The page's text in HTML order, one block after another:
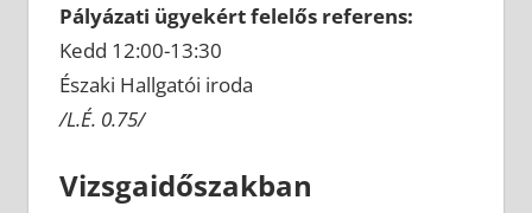
Pályázati ügyekért felelős referens:
Kedd 12:00-13:30
Északi Hallgatói iroda
/L.É. 0.75/
Vizsgaidőszakban